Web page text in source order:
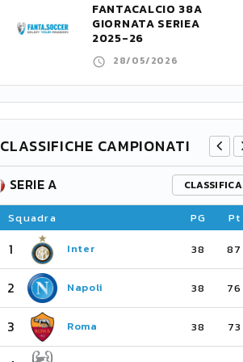
FANTACALCIO 38A
GIORNATA SERIEA
2025-26
28/05/2026
CLASSIFICHE CAMPIONATI
SERIE A CLASSIFICA
Squadra PG Pt
1 Inter 38 87
2 Napoli 38 76
3 Roma 38 73